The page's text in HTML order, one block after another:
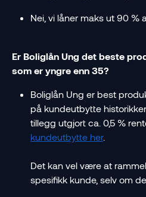
Nei, vi låner maks ut 90 %
Er Boliglån Ung det beste
som er yngre enn 35?
Boliglån Ung er best
på kundeutbytte
tillegg utgjort ca. 0,5 %
kundeutbytte her.
Det kan vel være at
spesifikk kunde, selv om